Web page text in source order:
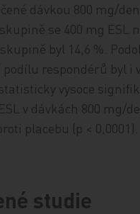
dávkou 800 mg/
se 400 mg ESL
byl 14,6 %.
podílu respondérů byl i
vysoce
v dávkách 800 mg/
placebu (p < 0,0001).
studie